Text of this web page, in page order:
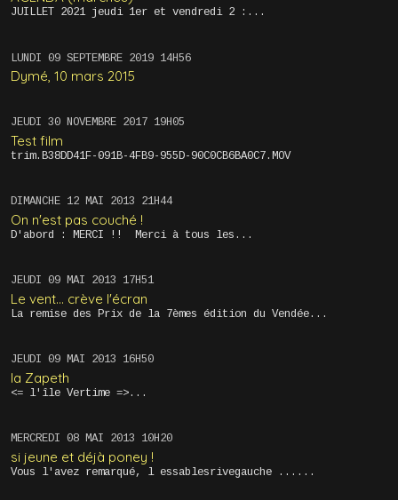
JUILLET 2021 jeudi 1er et vendredi 2 :...
LUNDI 09 SEPTEMBRE 2019 14H56
Dymé, 10 mars 2015
JEUDI 30 NOVEMBRE 2017 19H05
Test film
trim.B38DD41F-091B-4FB9-955D-90C0CB6BA0C7.MOV
DIMANCHE 12 MAI 2013 21H44
On n'est pas couché !
D'abord : MERCI !! Merci à tous les...
JEUDI 09 MAI 2013 17H51
Le vent... crève l'écran
La remise des Prix de la 7èmes édition du Vendée...
JEUDI 09 MAI 2013 16H50
la Zapeth
<= l'île Vertime =>...
MERCREDI 08 MAI 2013 10H20
si jeune et déjà poney !
Vous l'avez remarqué, l essablesrivegauche ......